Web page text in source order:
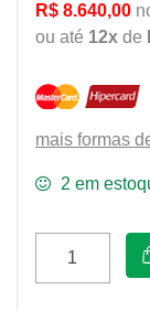
R$ 8.640,00
ou até 12x de
mais formas
2 em